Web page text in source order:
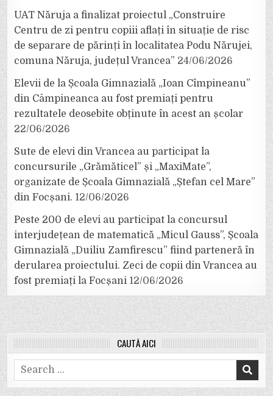
UAT Năruja a finalizat proiectul „Construire
Centru de zi pentru copiii aflați în situație de risc
de separare de părinți în localitatea Podu Nărujei,
comuna Năruja, județul Vrancea” 24/06/2026
Elevii de la Școala Gimnazială „Ioan Cîmpineanu”
din Câmpineanca au fost premiați pentru
rezultatele deosebite obținute în acest an școlar
22/06/2026
Sute de elevi din Vrancea au participat la
concursurile „Grămăticel” și „MaxiMate”,
organizate de Școala Gimnazială „Ștefan cel Mare”
din Focșani. 12/06/2026
Peste 200 de elevi au participat la concursul
interjudețean de matematică „Micul Gauss”, Școala
Gimnazială „Duiliu Zamfirescu” fiind parteneră în
derularea proiectului. Zeci de copii din Vrancea au
fost premiați la Focșani 12/06/2026
CAUTĂ AICI
Search
for: